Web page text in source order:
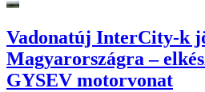
Vadonatúj InterCity-k
Magyarországra –
GYSEV motorvonat